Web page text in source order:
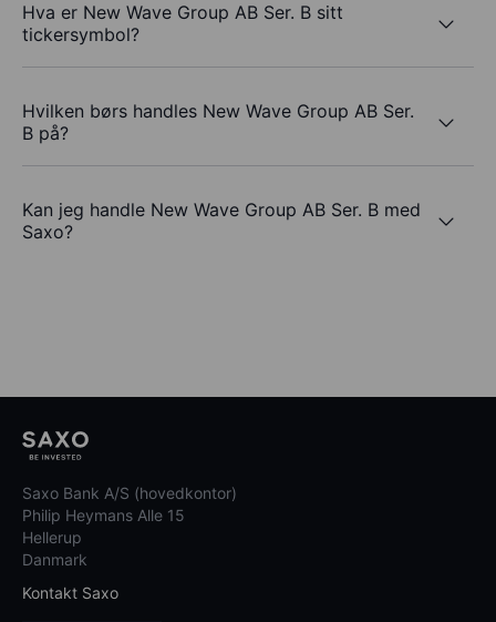
Hva er New Wave Group AB Ser. B sitt
tickersymbol?
Hvilken børs handles New Wave Group AB Ser.
B på?
Kan jeg handle New Wave Group AB Ser. B med
Saxo?
Saxo Bank A/S (hovedkontor)
Philip Heymans Alle 15
Hellerup
Danmark
Kontakt Saxo